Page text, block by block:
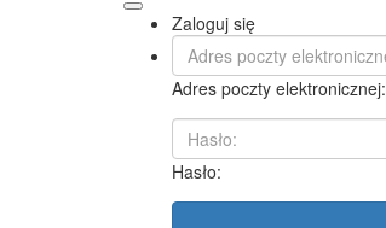
Zaloguj się
Adres poczty elektronicznej:
Hasło: